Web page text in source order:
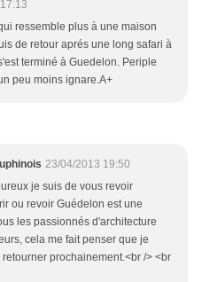
ressemble plus à une maison
de retour aprés une long safari à
terminé à Guedelon. Periple
peu moins ignare.A+
23/04/2013 19:50
je suis de vous revoir
ou revoir Guédelon est une
les passionnés d'architecture
cela me fait penser que je
prochainement.<br /> <br